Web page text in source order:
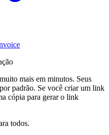
mais em minutos. Seus
padrão. Se você criar um link
cópia para gerar o link
todos.